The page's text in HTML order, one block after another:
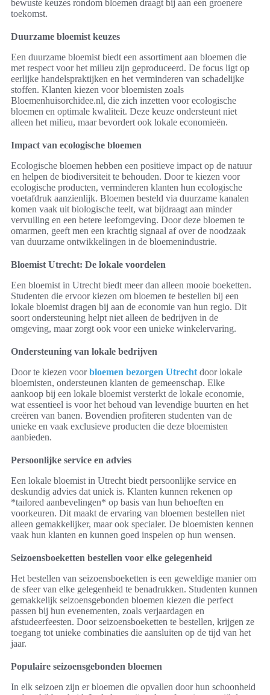
bewuste keuzes rondom bloemen draagt bij aan een groenere
toekomst.
Duurzame bloemist keuzes
Een duurzame bloemist biedt een assortiment aan bloemen die
met respect voor het milieu zijn geproduceerd. De focus ligt op
eerlijke handelspraktijken en het verminderen van schadelijke
stoffen. Klanten kiezen voor bloemisten zoals
Bloemenhuisorchidee.nl, die zich inzetten voor ecologische
bloemen en optimale kwaliteit. Deze keuze ondersteunt niet
alleen het milieu, maar bevordert ook lokale economieën.
Impact van ecologische bloemen
Ecologische bloemen hebben een positieve impact op de natuur
en helpen de biodiversiteit te behouden. Door te kiezen voor
ecologische producten, verminderen klanten hun ecologische
voetafdruk aanzienlijk. Bloemen besteld via duurzame kanalen
komen vaak uit biologische teelt, wat bijdraagt aan minder
vervuiling en een betere leefomgeving. Door deze bloemen te
omarmen, geeft men een krachtig signaal af over de noodzaak
van duurzame ontwikkelingen in de bloemenindustrie.
Bloemist Utrecht: De lokale voordelen
Een bloemist in Utrecht biedt meer dan alleen mooie boeketten.
Studenten die ervoor kiezen om bloemen te bestellen bij een
lokale bloemist dragen bij aan de economie van hun regio. Dit
soort ondersteuning helpt niet alleen de bedrijven in de
omgeving, maar zorgt ook voor een unieke winkelervaring.
Ondersteuning van lokale bedrijven
Door te kiezen voorbloemen bezorgen Utrecht door lokale
bloemisten, ondersteunen klanten de gemeenschap. Elke
aankoop bij een lokale bloemist versterkt de lokale economie,
wat essentieel is voor het behoud van levendige buurten en het
creëren van banen. Bovendien profiteren studenten van de
unieke en vaak exclusieve producten die deze bloemisten
aanbieden.
Persoonlijke service en advies
Een lokale bloemist in Utrecht biedt persoonlijke service en
deskundig advies dat uniek is. Klanten kunnen rekenen op
*tailored aanbevelingen* op basis van hun behoeften en
voorkeuren. Dit maakt de ervaring van bloemen bestellen niet
alleen gemakkelijker, maar ook specialer. De bloemisten kennen
vaak hun klanten en kunnen goed inspelen op hun wensen.
Seizoensboeketten bestellen voor elke gelegenheid
Het bestellen van seizoensboeketten is een geweldige manier om
de sfeer van elke gelegenheid te benadrukken. Studenten kunnen
gemakkelijk seizoensgebonden bloemen kiezen die perfect
passen bij hun evenementen, zoals verjaardagen en
afstudeerfeesten. Door seizoensboeketten te bestellen, krijgen ze
toegang tot unieke combinaties die aansluiten op de tijd van het
jaar.
Populaire seizoensgebonden bloemen
In elk seizoen zijn er bloemen die opvallen door hun schoonheid